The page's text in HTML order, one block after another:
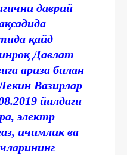
даврий
қайд
Давлат
ариза билан
Вазирлар
йилдаги
электр
ичимлик ва